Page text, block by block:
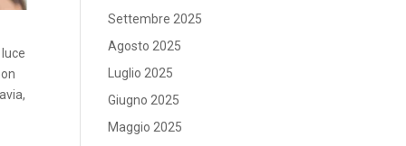
Settembre 2025
Agosto 2025
Luglio 2025
Giugno 2025
Maggio 2025